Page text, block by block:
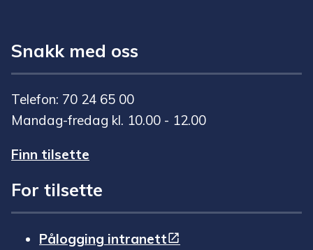
Snakk med oss
Telefon: 70 24 65 00
Mandag-fredag kl. 10.00 - 12.00
Finn tilsette
For tilsette
Pålogging intranett